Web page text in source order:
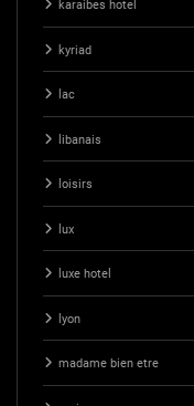
karaibes hotel
kyriad
lac
libanais
loisirs
lux
luxe hotel
lyon
madame bien etre